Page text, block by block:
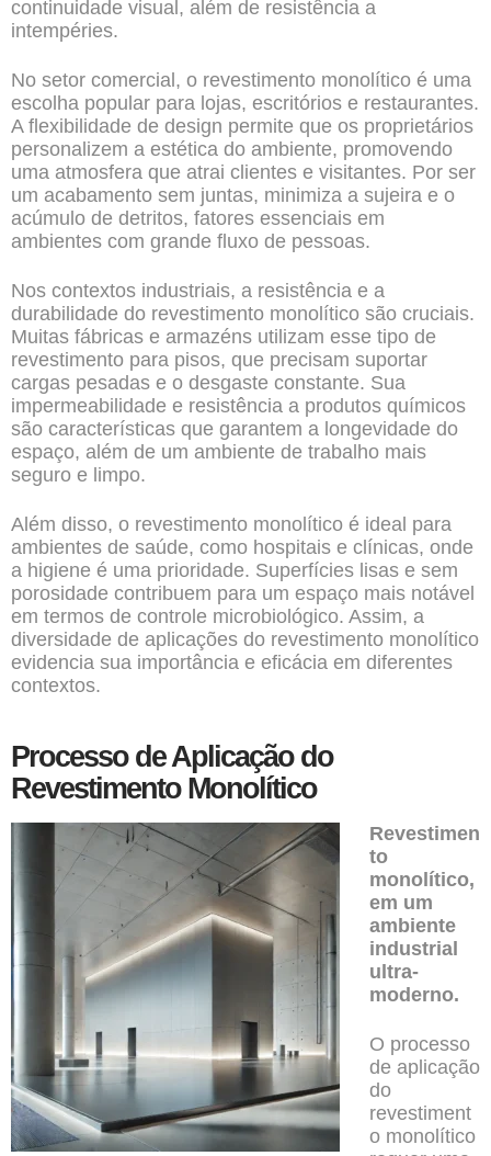
continuidade visual, além de resistência a
intempéries.
No setor comercial, o revestimento monolítico é uma
escolha popular para lojas, escritórios e restaurantes.
A flexibilidade de design permite que os proprietários
personalizem a estética do ambiente, promovendo
uma atmosfera que atrai clientes e visitantes. Por ser
um acabamento sem juntas, minimiza a sujeira e o
acúmulo de detritos, fatores essenciais em
ambientes com grande fluxo de pessoas.
Nos contextos industriais, a resistência e a
durabilidade do revestimento monolítico são cruciais.
Muitas fábricas e armazéns utilizam esse tipo de
revestimento para pisos, que precisam suportar
cargas pesadas e o desgaste constante. Sua
impermeabilidade e resistência a produtos químicos
são características que garantem a longevidade do
espaço, além de um ambiente de trabalho mais
seguro e limpo.
Além disso, o revestimento monolítico é ideal para
ambientes de saúde, como hospitais e clínicas, onde
a higiene é uma prioridade. Superfícies lisas e sem
porosidade contribuem para um espaço mais notável
em termos de controle microbiológico. Assim, a
diversidade de aplicações do revestimento monolítico
evidencia sua importância e eficácia em diferentes
contextos.
Processo de Aplicação do
Revestimento Monolítico
Revestimen
to
monolítico,
em um
ambiente
industrial
ultra-
moderno.
O processo
de aplicação
do
revestiment
o monolítico